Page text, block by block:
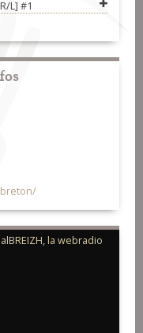
(scottiche)
L] #1
la webradio